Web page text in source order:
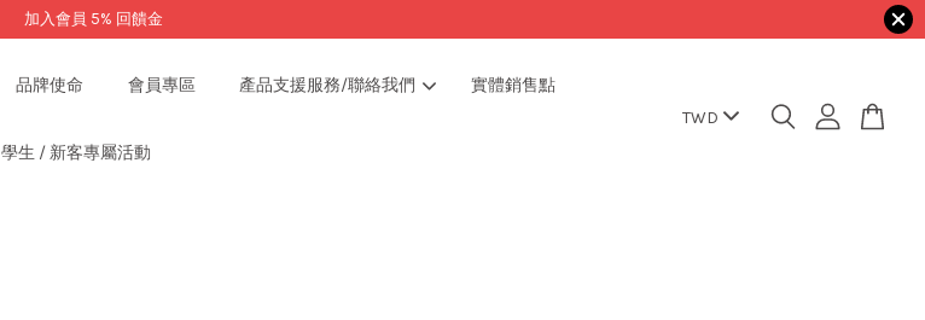
加入會員 5% 回饋金
品牌使命 會員專區 產品支援服務/聯絡我們 實體銷售點
學生 / 新客專屬活動